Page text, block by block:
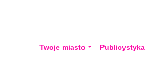
Twoje miasto Publicystyka